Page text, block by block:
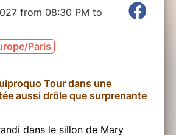
from 08:30 PM to
Paris
Tour dans une
aussi drôle que surprenante
dans le sillon de Mary